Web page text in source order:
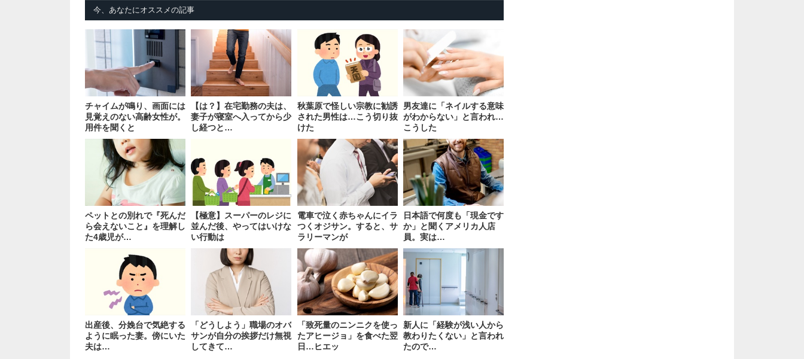
今、あなたにオススメの記事
チャイムが鳴り、画面には
見覚えのない高齢女性が。
用件を聞くと
【は？】在宅勤務の夫は、
妻子が寝室へ入ってから少
し経つと…
秋葉原で怪しい宗教に勧誘
された男性は…こう切り抜
けた
男友達に「ネイルする意味
がわからない」と言われ…
こうした
ペットとの別れで『死んだ
ら会えないこと』を理解し
た4歳児が…
【極意】スーパーのレジに
並んだ後、やってはいけな
い行動は
電車で泣く赤ちゃんにイラ
つくオジサン。すると、サ
ラリーマンが
日本語で何度も「現金です
か」と聞くアメリカ人店
員。実は…
出産後、分娩台で気絶する
ように眠った妻。傍にいた
夫は…
「どうしよう」職場のオバ
サンが自分の挨拶だけ無視
してきて…
「致死量のニンニクを使っ
たアヒージョ」を食べた翌
日…ヒエッ
新人に「経験が浅い人から
教わりたくない」と言われ
たので…